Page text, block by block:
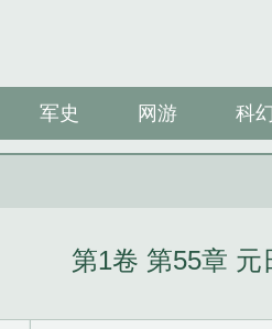
军史 网游 科幻
第1卷 第55章 元